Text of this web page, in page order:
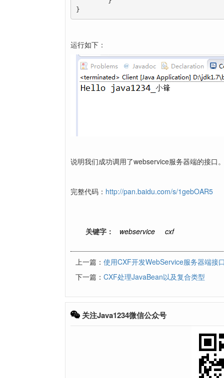
}
运行如下：
说明我们成功调用了webservice服务器端的接口
完整代码： http://pan.baidu.com/s/1gebOAR5
关键字： webservice cxf
上一篇： 使用CXF开发WebService服务器端接
下一篇： CXF处理JavaBean以及复合类型
关注Java1234微信公众号